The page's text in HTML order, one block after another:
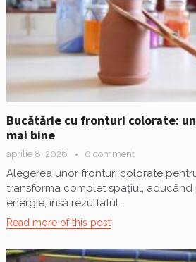
Bucătărie cu fronturi colorate:
mai bine
aprilie 8, 2026 0 comment
Alegerea unor fronturi colorate
transforma complet spațiul, aducând
energie, însă rezultatul...
Read more of this post